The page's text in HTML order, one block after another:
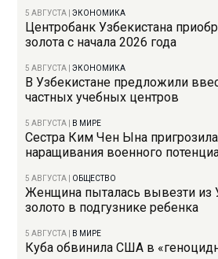
5 АВГУСТА |ЭКОНОМИКА
Центробанк Узбекистана
золота с начала 2026 года
5 АВГУСТА |ЭКОНОМИКА
В Узбекистане предложили
частных учебных центров
5 АВГУСТА В МИРЕ
Сестра Ким Чен Ына
наращивания военного
5 АВГУСТА ОБЩЕСТВО
Женщина пыталась вывезти из
золото в подгузнике ребенка
5 АВГУСТА В МИРЕ
Куба обвинила США в